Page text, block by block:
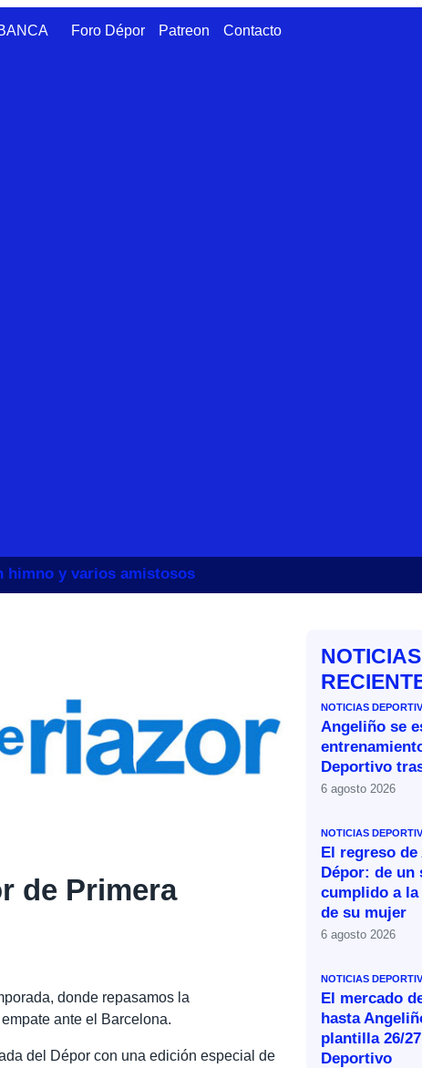
Foro Dépor Patreon Contacto
himno y varios amistosos
de Primera
donde repasamos la
ante el Barcelona.
del Dépor con una edición especial de
NOTICIAS
NOTICIAS
Angeliño se
Deportivo
6 agosto 2026
NOTICIAS
El regreso
Dépor: de un
cumplido a
de su mujer
6 agosto 2026
NOTICIAS
El mercado
hasta
plantilla 26/
Deportivo